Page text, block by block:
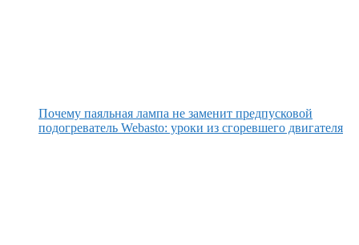
Почему паяльная лампа не заменит предпусковой
подогреватель Webasto: уроки из сгоревшего двигателя